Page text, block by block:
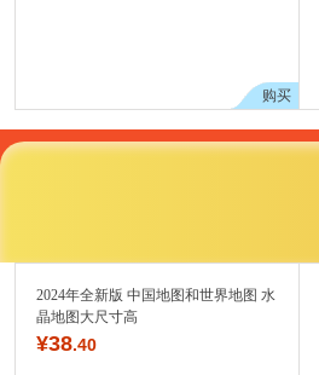
购买
2024年全新版 中国地图和世界地图 水
晶地图大尺寸高
¥38.40